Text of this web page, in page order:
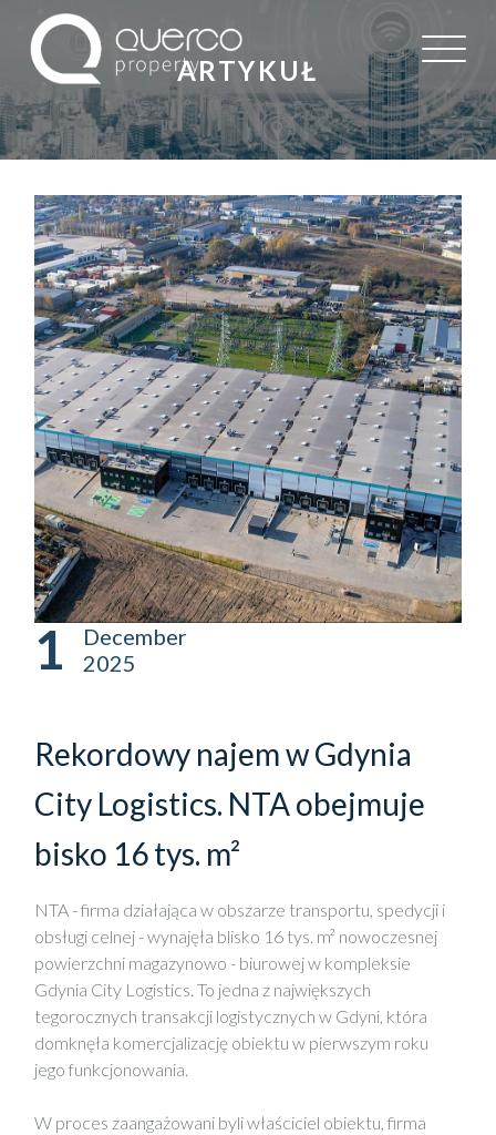
ARTYKUŁ
1
December
2025
Rekordowy najem w Gdynia
City Logistics. NTA obejmuje
bisko 16 tys. m²
NTA - firma działająca w obszarze transportu, spedycji i
obsługi celnej - wynajęła blisko 16 tys. m² nowoczesnej
powierzchni magazynowo - biurowej w kompleksie
Gdynia City Logistics. To jedna z największych
tegorocznych transakcji logistycznych w Gdyni, która
domknęła komercjalizację obiektu w pierwszym roku
jego funkcjonowania.
W proces zaangażowani byli właściciel obiektu, firma